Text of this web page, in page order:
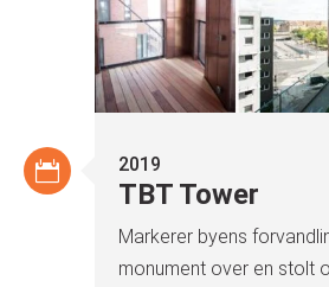
2019
TBT Tower
Markerer byens
monument over en stolt